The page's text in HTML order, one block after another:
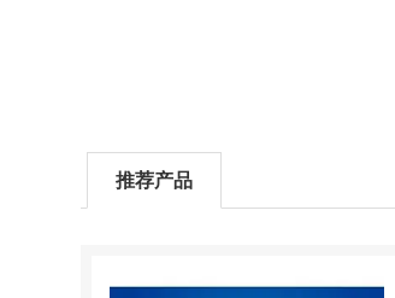
推荐产品